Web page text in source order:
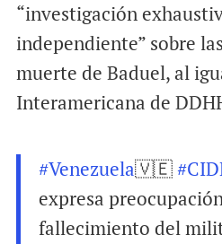
“investigación
independiente” sobre
muerte de Baduel, al
Interamericana de
#Venezuela🇻🇪
expresa
fallecimiento del